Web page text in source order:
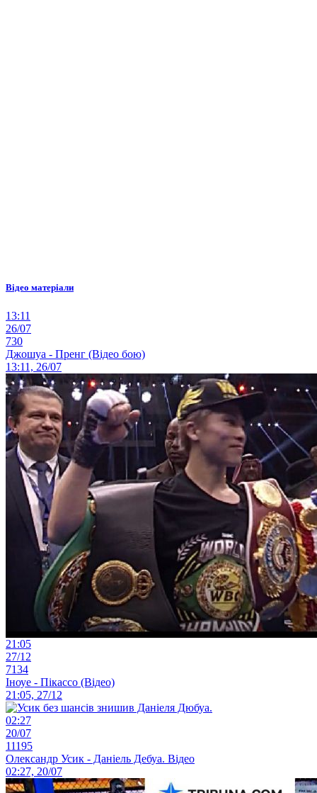
Відео матеріали
13:11
26/07
730
Джошуа - Пренг (Відео бою)
13:11, 26/07
21:05
27/12
7134
Іноуе - Пікассо (Відео)
21:05, 27/12
02:27
20/07
11195
Олександр Усик - Даніель Дебуа. Відео
02:27, 20/07